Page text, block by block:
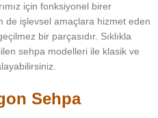
için fonksiyonel birer
de işlevsel amaçlara hizmet eden
bir parçasıdır. Sıklıkla
sehpa modelleri ile klasik ve
Sehpa